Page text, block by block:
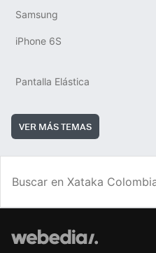
Samsung
iPhone 6S
Pantalla Elástica
VER MÁS TEMAS